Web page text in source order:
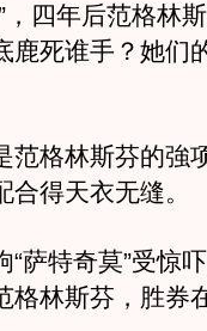
四年后范格林
鹿死谁手？她们
格林斯芬的強
得天衣无缝。
特奇莫”受惊
格林斯芬，胜券